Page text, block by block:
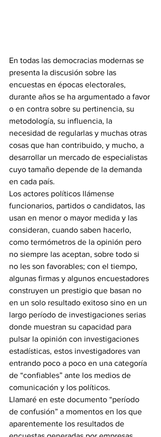
En todas las democracias modernas se
presenta la discusión sobre las
encuestas en épocas electorales,
durante años se ha argumentado a favor
o en contra sobre su pertinencia, su
metodología, su influencia, la
necesidad de regularlas y muchas otras
cosas que han contribuido, y mucho, a
desarrollar un mercado de especialistas
cuyo tamaño depende de la demanda
en cada país.
Los actores políticos llámense
funcionarios, partidos o candidatos, las
usan en menor o mayor medida y las
consideran, cuando saben hacerlo,
como termómetros de la opinión pero
no siempre las aceptan, sobre todo si
no les son favorables; con el tiempo,
algunas firmas y algunos encuestadores
construyen un prestigio que basan no
en un solo resultado exitoso sino en un
largo período de investigaciones serias
donde muestran su capacidad para
pulsar la opinión con investigaciones
estadísticas, estos investigadores van
entrando poco a poco en una categoría
de “confiables” ante los medios de
comunicación y los políticos.
Llamaré en este documento “período
de confusión” a momentos en los que
aparentemente los resultados de